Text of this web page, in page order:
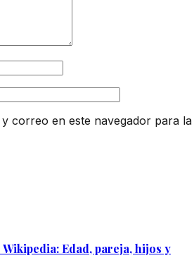
correo en este navegador para la
Edad, pareja, hijos y